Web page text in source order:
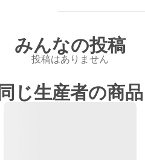
みんなの投稿
投稿はありません
同じ生産者の商品